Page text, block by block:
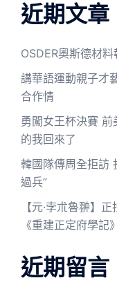
近期文章
OSDER奧斯德材
講華語運動親子才
合作情
勇闖女王杯決賽
的我回來了
韓國隊傳周全拒訪
過兵”
【元·孛朮魯翀】
《重建正定府學記》
近期留言